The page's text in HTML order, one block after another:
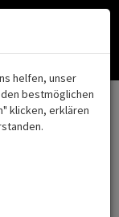
Alle Kategorien
FAHRZEUGTEILE
momentan leer.
Fertig
einverstanden!
helfen, unser
bestmöglichen
klicken, erklären